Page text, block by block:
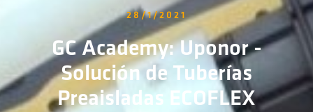
28/1/2021
GC Academy: Uponor -
Solución de Tuberías
Preaisladas ECOFLEX